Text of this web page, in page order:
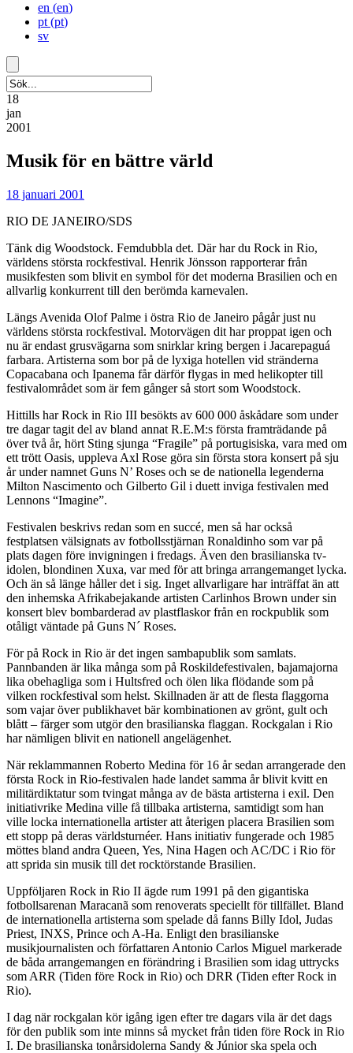
en (en)
pt (pt)
sv
18
jan
2001
Musik för en bättre värld
18 januari 2001
RIO DE JANEIRO/SDS
Tänk dig Woodstock. Femdubbla det. Där har du Rock in Rio,
världens största rockfestival. Henrik Jönsson rapporterar från
musikfesten som blivit en symbol för det moderna Brasilien och en
allvarlig konkurrent till den berömda karnevalen.
Längs Avenida Olof Palme i östra Rio de Janeiro pågår just nu
världens största rockfestival. Motorvägen dit har proppat igen och
nu är endast grusvägarna som snirklar kring bergen i Jacarepaguá
farbara. Artisterna som bor på de lyxiga hotellen vid stränderna
Copacabana och Ipanema får därför flygas in med helikopter till
festivalområdet som är fem gånger så stort som Woodstock.
Hittills har Rock in Rio III besökts av 600 000 åskådare som under
tre dagar tagit del av bland annat R.E.M:s första framträdande på
över två år, hört Sting sjunga “Fragile” på portugisiska, vara med om
ett trött Oasis, uppleva Axl Rose göra sin första stora konsert på sju
år under namnet Guns N’ Roses och se de nationella legenderna
Milton Nascimento och Gilberto Gil i duett inviga festivalen med
Lennons “Imagine”.
Festivalen beskrivs redan som en succé, men så har också
festplatsen välsignats av fotbollsstjärnan Ronaldinho som var på
plats dagen före invigningen i fredags. Även den brasilianska tv-
idolen, blondinen Xuxa, var med för att bringa arrangemanget lycka.
Och än så länge håller det i sig. Inget allvarligare har inträffat än att
den inhemska Afrikabejakande artisten Carlinhos Brown under sin
konsert blev bombarderad av plastflaskor från en rockpublik som
otåligt väntade på Guns N´ Roses.
För på Rock in Rio är det ingen sambapublik som samlats.
Pannbanden är lika många som på Roskildefestivalen, bajamajorna
lika obehagliga som i Hultsfred och ölen lika flödande som på
vilken rockfestival som helst. Skillnaden är att de flesta flaggorna
som vajar över publikhavet bär kombinationen av grönt, gult och
blått – färger som utgör den brasilianska flaggan. Rockgalan i Rio
har nämligen blivit en nationell angelägenhet.
När reklammannen Roberto Medina för 16 år sedan arrangerade den
första Rock in Rio-festivalen hade landet samma år blivit kvitt en
militärdiktatur som tvingat många av de bästa artisterna i exil. Den
initiativrike Medina ville få tillbaka artisterna, samtidigt som han
ville locka internationella artister att återigen placera Brasilien som
ett stopp på deras världsturnéer. Hans initiativ fungerade och 1985
möttes bland andra Queen, Yes, Nina Hagen och AC/DC i Rio för
att sprida sin musik till det rocktörstande Brasilien.
Uppföljaren Rock in Rio II ägde rum 1991 på den gigantiska
fotbollsarenan Maracanã som renoverats speciellt för tillfället. Bland
de internationella artisterna som spelade då fanns Billy Idol, Judas
Priest, INXS, Prince och A-Ha. Enligt den brasilianske
musikjournalisten och författaren Antonio Carlos Miguel markerade
de båda arrangemangen en förändring i Brasilien som idag uttrycks
som ARR (Tiden före Rock in Rio) och DRR (Tiden efter Rock in
Rio).
I dag när rockgalan kör igång igen efter tre dagars vila är det dags
för den publik som inte minns så mycket från tiden före Rock in Rio
I. De brasilianska tonårsidolerna Sandy & Júnior ska spela och